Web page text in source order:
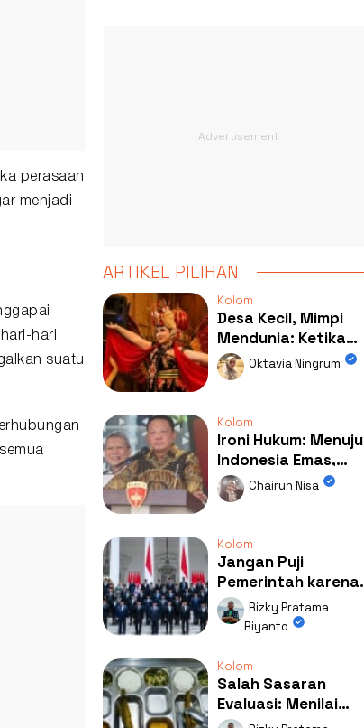
perasaan
menjadi
hari
suatu
ARTIKEL PILIHAN
Kolom
Desa Kecil, Mimpi
Mendunia: Ketika
Kolaborasi
Mengubah Wajah
Oktavia Ningrum
Kolom
Ironi Hukum: Menuju
Indonesia Emas,
Ternyata Emasnya
Ada di Rumah Febrie!
Chairun Nisa
Kolom
Jangan Puji
Pemerintah karena
Kerja: Mengapa
Publik Begitu Mudah
Rizky Pratama
Riyanto
Kolom
Salah Sasaran
Evaluasi: Menilai
Program MBG Lewat